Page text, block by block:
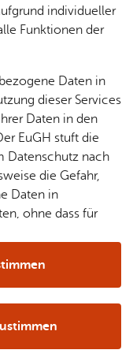
Um­
&
&
Ärzte &
Apo­
Fa­mi­lie
& Kin­
der
Se­nio­
ren
Woh­
nen
re­frei
Pfle­ge
& Un­
ter­stüt­
zung
individueller
Funktionen der
Daten in
dieser Services
Daten in den
EuGH stuft die
Datenschutz nach
die Gefahr,
Daten in
ohne dass für